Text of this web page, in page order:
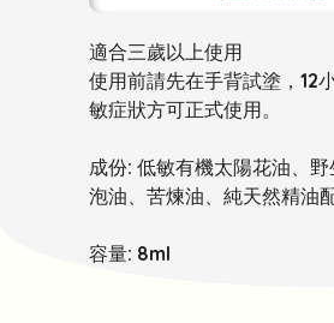
適合三歲以上使用
使用前請先在手背試塗，12
敏症狀方可正式使用。
成份: 低敏有機太陽花油、
泡油、苦煉油、純天然精油
容量: 8ml